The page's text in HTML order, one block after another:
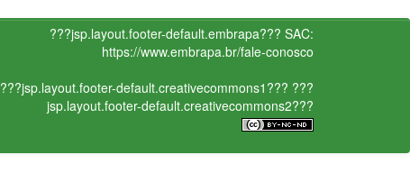
???jsp.layout.footer-default.embrapa??? SAC:
https://www.embrapa.br/fale-conosco
???jsp.layout.footer-default.creativecommons1??? ???
jsp.layout.footer-default.creativecommons2???